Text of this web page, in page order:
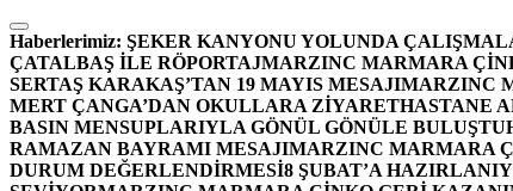
İçeriğe
atla
Haberlerimiz: ŞEKER KANYONU YOLUNDA
ÇATALBAŞ İLE RÖPORTAJMARZINC MARMARA
SERTAŞ KARAKAŞ’TAN 19 MAYIS MESAJIMARZINC
MERT ÇANGA’DAN OKULLARA ZİYARETHASTANE
BASIN MENSUPLARIYLA GÖNÜL GÖNÜLE BULUŞTU
RAMAZAN BAYRAMI MESAJIMARZINC MARMARA
DURUM DEĞERLENDİRMESİ8 ŞUBAT’A